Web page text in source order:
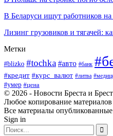
В Беларуси ищут работников
Лизинг грузовиков и тягачей:
Метки
#blizko #tochka #авто #банк
#кредит #курс_валют #литва
#умер #цена
© 2026 - Новости Бреста и
Любое копирование материалов
Все материалы опубликованные
Sign in